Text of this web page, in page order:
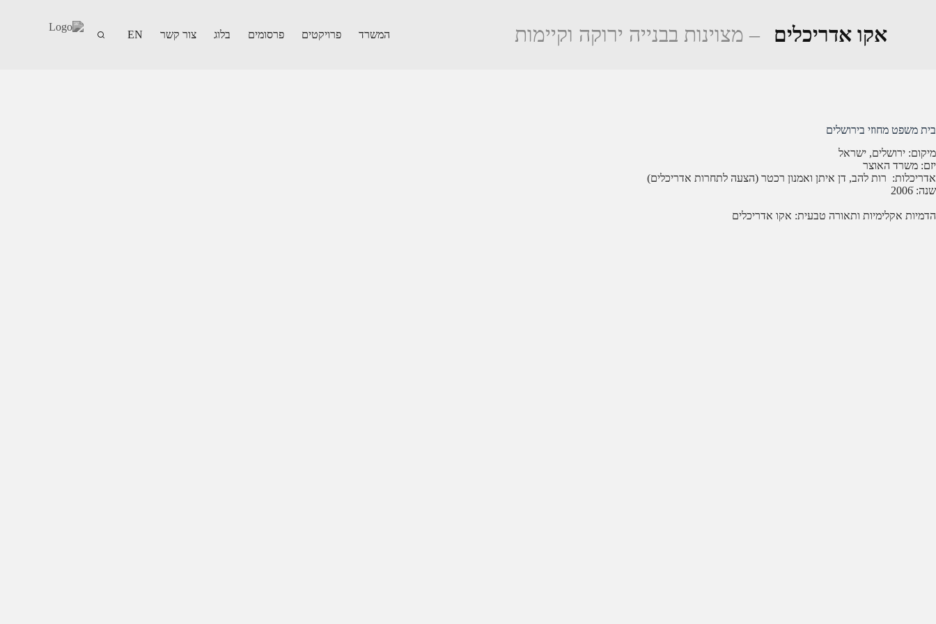
אקו אדריכלים – מצוינות בבנייה ירוקה וקיימות המשרד פרויקטים פרסומים בלוג צור קשר EN
בית משפט מחוזי בירושלים
מיקום: ירושלים, ישראל
יזם: משרד האוצר
אדריכלות: רות להב, דן איתן ואמנון רכטר (הצעה לתחרות אדריכלים)
שנה: ֹ2006
הדמיות אקלימיות ותאורה טבעית: אקו אדריכלים